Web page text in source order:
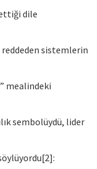
dile
sistemlerin
mealindeki
sembolüydü, lider